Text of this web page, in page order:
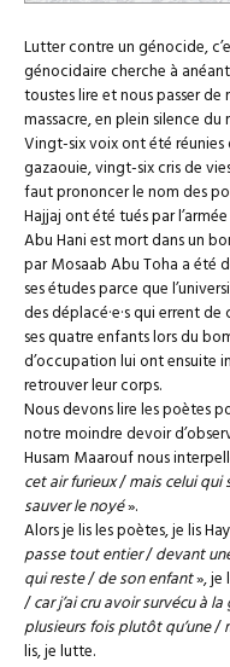
Lutter contre un génocide,
génocidaire cherche à
toustes lire et nous passer de
massacre, en plein silence du
Vingt-six voix ont été
gazaouie, vingt-six cris de
faut prononcer le nom des
Hajjaj ont été tués par
Abu Hani est mort dans un
par Mosaab Abu Toha a été
ses études parce que
des déplacé·e·s qui errent
ses quatre enfants lors du
d’occupation lui ont ensuite
retrouver leur corps.
Nous devons lire les poètes
notre moindre devoir
Husam Maarouf nous
cet air furieux/mais celui qui
sauver le noyé».
Alors je lis les poètes, je lis
passe tout entier/devant
qui reste/de son enfant», je
/car j’ai cru avoir survécu à la
plusieurs fois plutôt qu’une/
lis, je lutte.